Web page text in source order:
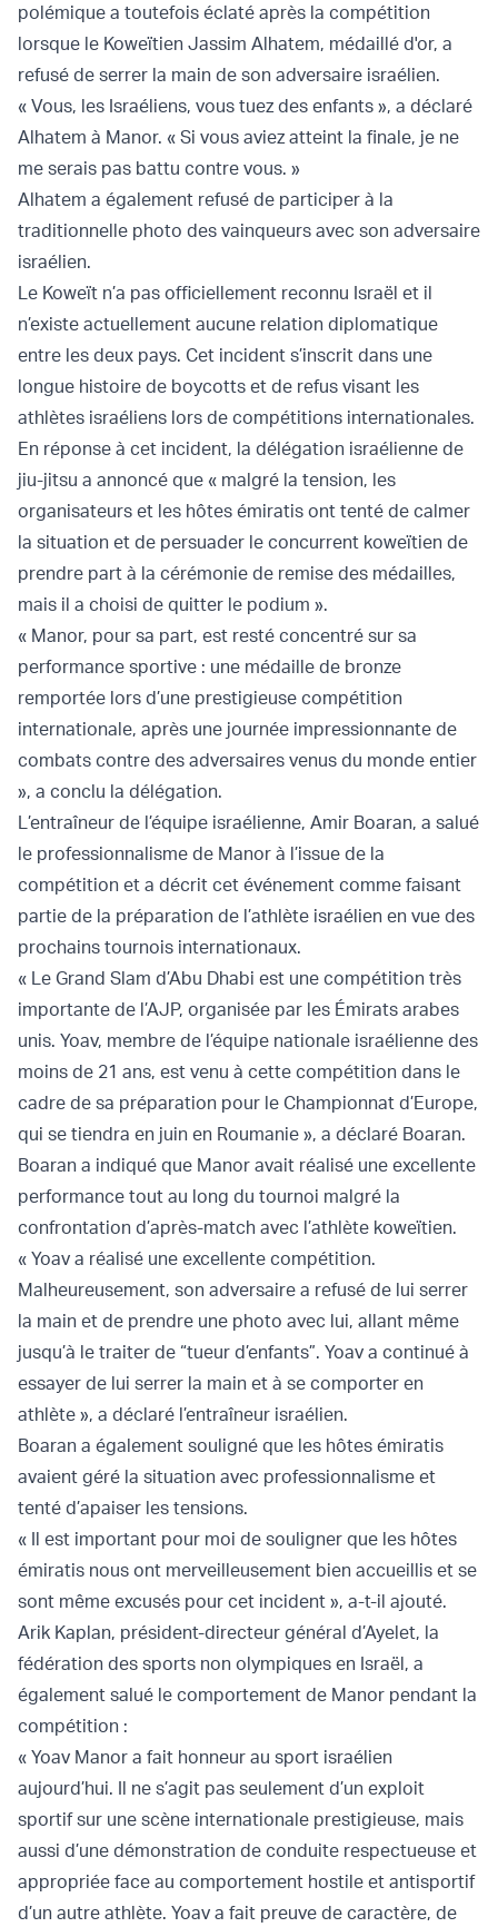
polémique a toutefois éclaté après la compétition
lorsque le Koweïtien Jassim Alhatem, médaillé d'or, a
refusé de serrer la main de son adversaire israélien.
« Vous, les Israéliens, vous tuez des enfants », a déclaré
Alhatem à Manor. « Si vous aviez atteint la finale, je ne
me serais pas battu contre vous. »
Alhatem a également refusé de participer à la
traditionnelle photo des vainqueurs avec son adversaire
israélien.
Le Koweït n’a pas officiellement reconnu Israël et il
n’existe actuellement aucune relation diplomatique
entre les deux pays. Cet incident s’inscrit dans une
longue histoire de boycotts et de refus visant les
athlètes israéliens lors de compétitions internationales.
En réponse à cet incident, la délégation israélienne de
jiu-jitsu a annoncé que « malgré la tension, les
organisateurs et les hôtes émiratis ont tenté de calmer
la situation et de persuader le concurrent koweïtien de
prendre part à la cérémonie de remise des médailles,
mais il a choisi de quitter le podium ».
« Manor, pour sa part, est resté concentré sur sa
performance sportive : une médaille de bronze
remportée lors d’une prestigieuse compétition
internationale, après une journée impressionnante de
combats contre des adversaires venus du monde entier
», a conclu la délégation.
L’entraîneur de l’équipe israélienne, Amir Boaran, a salué
le professionnalisme de Manor à l’issue de la
compétition et a décrit cet événement comme faisant
partie de la préparation de l’athlète israélien en vue des
prochains tournois internationaux.
« Le Grand Slam d’Abu Dhabi est une compétition très
importante de l’AJP, organisée par les Émirats arabes
unis. Yoav, membre de l’équipe nationale israélienne des
moins de 21 ans, est venu à cette compétition dans le
cadre de sa préparation pour le Championnat d’Europe,
qui se tiendra en juin en Roumanie », a déclaré Boaran.
Boaran a indiqué que Manor avait réalisé une excellente
performance tout au long du tournoi malgré la
confrontation d’après-match avec l’athlète koweïtien.
« Yoav a réalisé une excellente compétition.
Malheureusement, son adversaire a refusé de lui serrer
la main et de prendre une photo avec lui, allant même
jusqu’à le traiter de “tueur d’enfants”. Yoav a continué à
essayer de lui serrer la main et à se comporter en
athlète », a déclaré l’entraîneur israélien.
Boaran a également souligné que les hôtes émiratis
avaient géré la situation avec professionnalisme et
tenté d’apaiser les tensions.
« Il est important pour moi de souligner que les hôtes
émiratis nous ont merveilleusement bien accueillis et se
sont même excusés pour cet incident », a-t-il ajouté.
Arik Kaplan, président-directeur général d’Ayelet, la
fédération des sports non olympiques en Israël, a
également salué le comportement de Manor pendant la
compétition :
« Yoav Manor a fait honneur au sport israélien
aujourd’hui. Il ne s’agit pas seulement d’un exploit
sportif sur une scène internationale prestigieuse, mais
aussi d’une démonstration de conduite respectueuse et
appropriée face au comportement hostile et antisportif
d’un autre athlète. Yoav a fait preuve de caractère, de